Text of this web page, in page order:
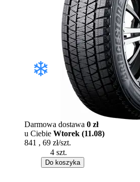
Dostępność:
Darmowa dostawa 0 zł
u Ciebie Wtorek (11.08)
841 , 69 zł/szt.
Do koszyka